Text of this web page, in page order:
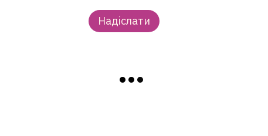
Надіслати